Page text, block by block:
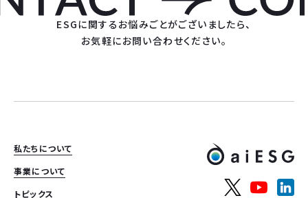
ESGに関するお悩みごとがございましたら、
お気軽にお問い合わせください。
私たちについて
事業について
トピックス